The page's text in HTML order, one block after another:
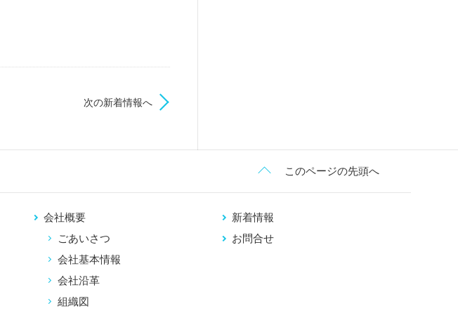
次の新着情報へ
このページの先頭へ
会社概要
ごあいさつ
会社基本情報
会社沿革
組織図
新着情報
お問合せ